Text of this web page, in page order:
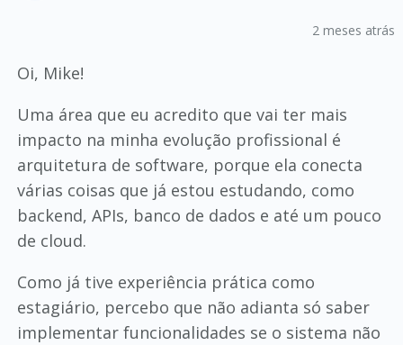
2 meses atrás
Oi, Mike!
Uma área que eu acredito que vai ter mais
impacto na minha evolução profissional é
arquitetura de software, porque ela conecta
várias coisas que já estou estudando, como
backend, APIs, banco de dados e até um pouco
de cloud.
Como já tive experiência prática como
estagiário, percebo que não adianta só saber
implementar funcionalidades se o sistema não